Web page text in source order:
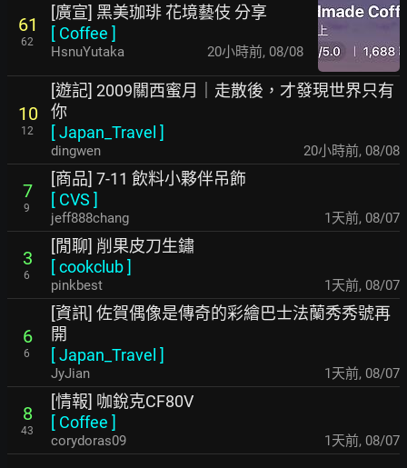
61
62
[廣宣] 黑美珈琲 花境藝伎 分享
[ Coffee ]
HsnuYutaka 20小時前, 08/08
10
12
[遊記] 2009關西蜜月｜走散後，才發現世界只有
你
[Japan_Travel ]
dingwen 20小時前, 08/08
7
9
[商品] 7-11 飲料小夥伴吊飾
[ CVS ]
jeff888chang 1天前, 08/07
3
6
[閒聊] 削果皮刀生鏽
[cookclub]
pinkbest 1天前, 08/07
6
6
[資訊] 佐賀偶像是傳奇的彩繪巴士法蘭秀秀號再
開
[Japan_Travel ]
JyJian 1天前, 08/07
8
43
[情報] 咖銳克CF80V
[ Coffee ]
corydoras09 1天前, 08/07